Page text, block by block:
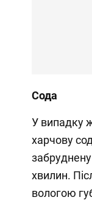
Сода
У випадку
харчову
хвилин.
вологою